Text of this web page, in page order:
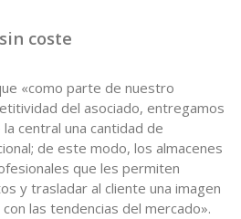
coste
«como parte de nuestro
del asociado, entregamos
central una cantidad de
de este modo, los almacenes
que les permiten
y trasladar al cliente una imagen
las tendencias del mercado».